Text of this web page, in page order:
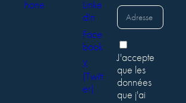
hone
Linke
dIn
Face
book
X
(Twitt
er)
J'accepte
que les
données
que j'ai